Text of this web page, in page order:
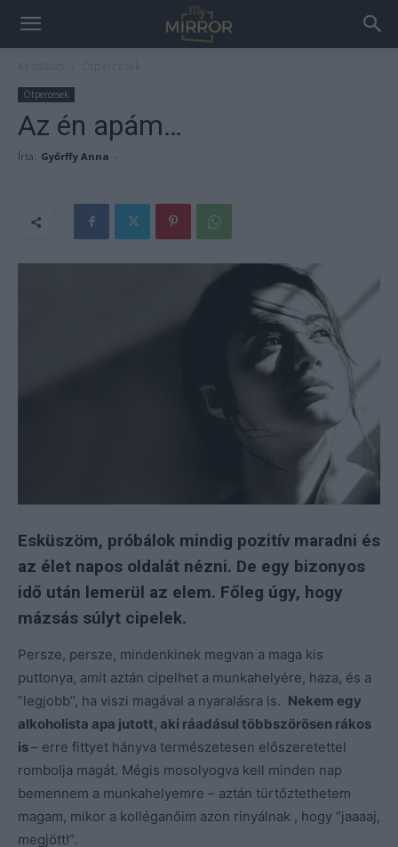
Ötpercesek
Az én apám…
Írta: Győrffy Anna -
Esküszöm, próbálok mindig pozitív maradni és
az élet napos oldalát nézni. De egy bizonyos
idő után lemerül az elem. Főleg úgy, hogy
mázsás súlyt cipelek.
Persze, persze, mindenkinek megvan a maga kis
puttonya, amit aztán cipelhet a munkahelyére, haza, és a
”legjobb”, ha viszi magával a nyaralásra is. Nekem egy
alkoholista apa jutott, aki ráadásul többszörösen rákos
is– erre fittyet hányva természetesen előszeretettel
rombolja magát. Mégis mosolyogva kell minden nap
bemennem a munkahelyemre – aztán türtőztethetem
magam, mikor a kolléganőim azon rinyálnak , hogy ”jaaaaj,
megjött!”.